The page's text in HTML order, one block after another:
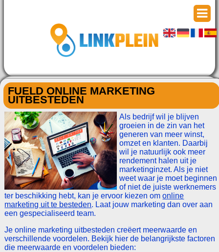
FUELD ONLINE MARKETING
UITBESTEDEN
Als bedrijf wil je blijven
groeien in de zin van het
generen van meer winst,
omzet en klanten. Daarbij
wil je natuurlijk ook meer
rendement halen uit je
marketinginzet. Als je niet
weet waar je moet beginnen
of niet de juiste werknemers
ter beschikking hebt, kan je ervoor kiezen omonline
marketing uit te besteden. Laat jouw marketing dan over aan
een gespecialiseerd team.
Je online marketing uitbesteden creëert meerwaarde en
verschillende voordelen. Bekijk hier de belangrijkste factoren
die meerwaarde en voordelen bieden: